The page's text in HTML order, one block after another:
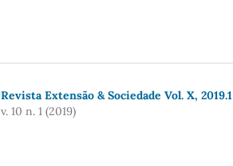
Revista Extensão & Sociedade Vol. X, 2019.1
v. 10 n. 1 (2019)